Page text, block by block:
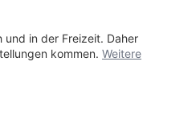
und in der Freizeit. Daher
kommen. Weitere